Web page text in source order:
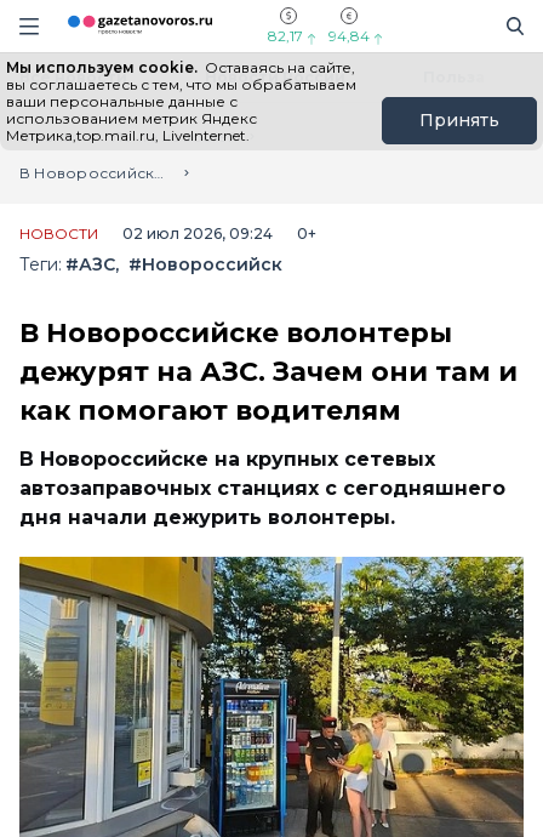
Информационный портал "ГазетаНоворос.ру"
Навигация сайта
82,17 94,84
Мы используем cookie. Оставаясь на сайте,
вы соглашаетесь с тем, что мы обрабатываем
ваши персональные данные с
использованием метрик Яндекс
Метрика,top.mail.ru, LiveInternet.
Принять
Все новости Новости России
Главная
Лента новостей
В Новороссийске волонтеры дежурят на АЗС. Зачем они там и как помогают водителям
НОВОСТИ 02 июл 2026, 09:24 0+
Теги: #АЗС #Новороссийск
В Новороссийске волонтеры
дежурят на АЗС. Зачем они там и
как помогают водителям
В Новороссийске на крупных сетевых
автозаправочных станциях с сегодняшнего
дня начали дежурить волонтеры.